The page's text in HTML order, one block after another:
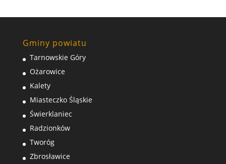
Gminy powiatu
Tarnowskie Góry
Ożarowice
Kalety
Miasteczko Śląskie
Świerklaniec
Radzionków
Tworóg
Zbrosławice